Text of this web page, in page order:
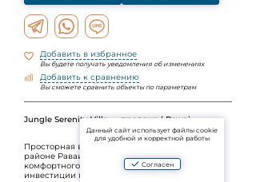
Добавить в избранное
Вы будете получать уведомления об изменениях
Добавить к сравнению
Вы сможете сравнить объекты по параметрам
Jungle Serenity Villa — продажа | Rawai
Просторная вилла в зелёном и спокойном
районе Раваи, идеально подойдёт для
комфортного проживания большой семьи или
инвестиции под аренду.
Данный сайт использует файлы cookie
для удобной и корректной работы
Согласен